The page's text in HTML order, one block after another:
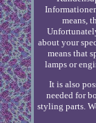
means,
about your
means that
lamps or
It is also
needed for
styling parts.